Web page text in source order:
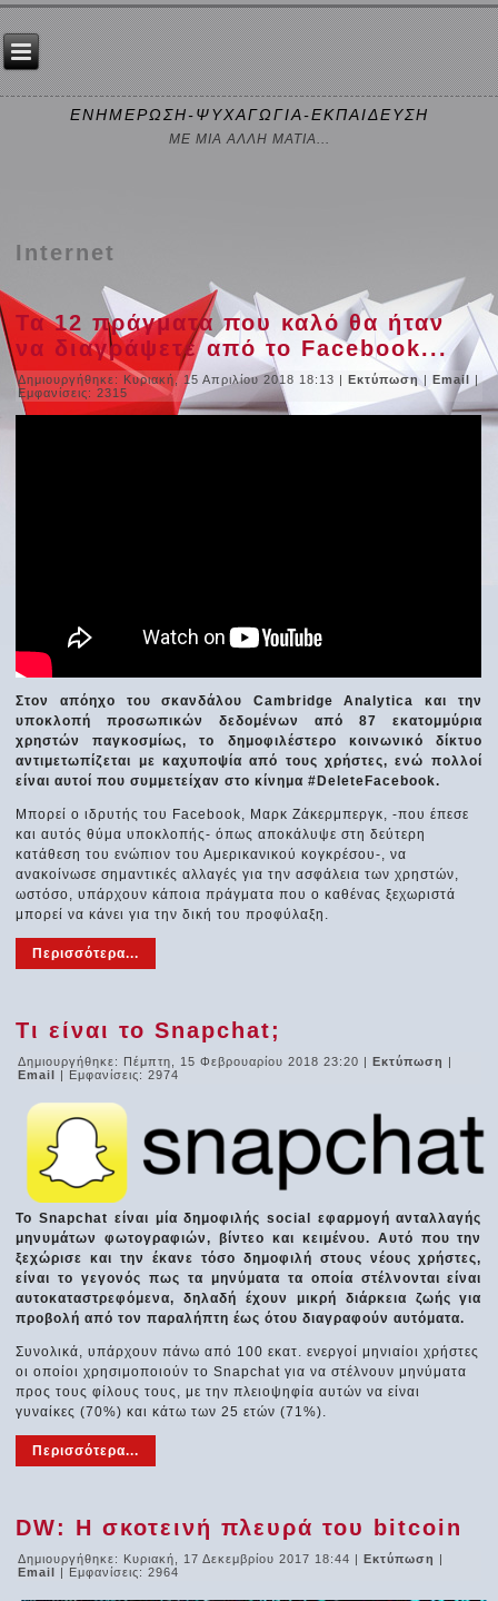
ΕΝΗΜΕΡΩΣΗ-ΨΥΧΑΓΩΓΙΑ-ΕΚΠΑΙΔΕΥΣΗ
ΜΕ ΜΙΑ ΑΛΛΗ ΜΑΤΙΑ...
Internet
Τα 12 πράγματα που καλό θα ήταν
να διαγράψετε από το Facebook...
Δημιουργήθηκε: Κυριακή, 15 Απριλίου 2018 18:13 |Εκτύπωση |Email |
Εμφανίσεις: 2315
Στον απόηχο του σκανδάλου Cambridge Analytica και την
υποκλοπή προσωπικών δεδομένων από 87 εκατομμύρια
χρηστών παγκοσμίως, το δημοφιλέστερο κοινωνικό δίκτυο
αντιμετωπίζεται με καχυποψία από τους χρήστες, ενώ πολλοί
είναι αυτοί που συμμετείχαν στο κίνημα #DeleteFacebook.
Μπορεί ο ιδρυτής του Facebook, Μαρκ Ζάκερμπεργκ, -που έπεσε
και αυτός θύμα υποκλοπής- όπως αποκάλυψε στη δεύτερη
κατάθεση του ενώπιον του Αμερικανικού κογκρέσου-, να
ανακοίνωσε σημαντικές αλλαγές για την ασφάλεια των χρηστών,
ωστόσο, υπάρχουν κάποια πράγματα που ο καθένας ξεχωριστά
μπορεί να κάνει για την δική του προφύλαξη.
Περισσότερα...
Τι είναι το Snapchat;
Δημιουργήθηκε: Πέμπτη, 15 Φεβρουαρίου 2018 23:20 |Εκτύπωση |
Email | Εμφανίσεις: 2974
Το Snapchat είναι μία δημοφιλής social εφαρμογή ανταλλαγής
μηνυμάτων φωτογραφιών, βίντεο και κειμένου. Αυτό που την
ξεχώρισε και την έκανε τόσο δημοφιλή στους νέους χρήστες,
είναι το γεγονός πως τα μηνύματα τα οποία στέλνονται είναι
αυτοκαταστρεφόμενα, δηλαδή έχουν μικρή διάρκεια ζωής για
προβολή από τον παραλήπτη έως ότου διαγραφούν αυτόματα.
Συνολικά, υπάρχουν πάνω από 100 εκατ. ενεργοί μηνιαίοι χρήστες
οι οποίοι χρησιμοποιούν το Snapchat για να στέλνουν μηνύματα
προς τους φίλους τους, με την πλειοψηφία αυτών να είναι
γυναίκες (70%) και κάτω των 25 ετών (71%).
Περισσότερα...
DW: Η σκοτεινή πλευρά του bitcoin
Δημιουργήθηκε: Κυριακή, 17 Δεκεμβρίου 2017 18:44 |Εκτύπωση |
Email | Εμφανίσεις: 2964